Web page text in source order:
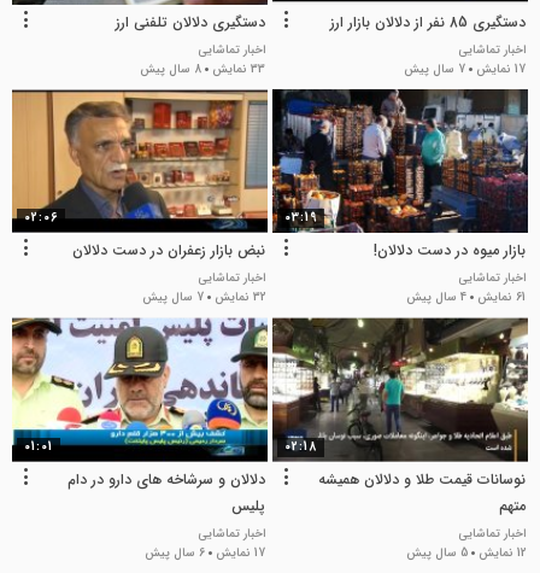
دستگیری 85 نفر از دلالان بازار ارز
اخبار تماشایی
17 نمایش
7 سال پیش
دستگیری دلالان تلفنی ارز
اخبار تماشایی
33 نمایش
8 سال پیش
03:19
بازار میوه در دست دلالان!
اخبار تماشایی
61 نمایش
4 سال پیش
02:06
نبض بازار زعفران در دست دلالان
اخبار تماشایی
32 نمایش
7 سال پیش
02:18
نوسانات قیمت طلا و دلالان همیشه
متهم
اخبار تماشایی
12 نمایش
5 سال پیش
01:01
دلالان و سرشاخه های دارو در دام
پلیس
اخبار تماشایی
17 نمایش
6 سال پیش